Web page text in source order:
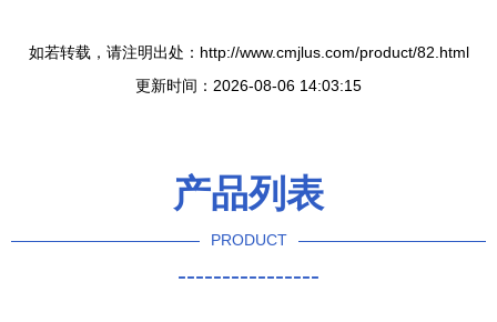
如若转载，请注明出处：http://www.cmjlus.com/product/82.html
更新时间：2026-08-06 14:03:15
产品列表
PRODUCT
----------------